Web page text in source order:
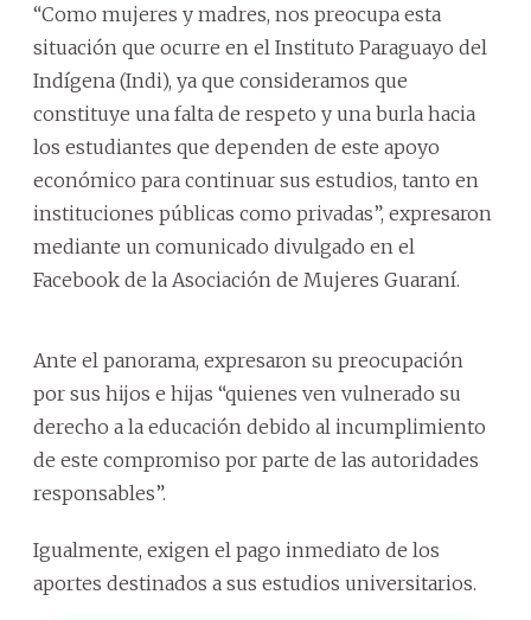
“Como mujeres y madres, nos preocupa esta
situación que ocurre en el Instituto Paraguayo del
Indígena (Indi), ya que consideramos que
constituye una falta de respeto y una burla hacia
los estudiantes que dependen de este apoyo
económico para continuar sus estudios, tanto en
instituciones públicas como privadas”, expresaron
mediante un comunicado divulgado en el
Facebook de la Asociación de Mujeres Guaraní.
Ante el panorama, expresaron su preocupación
por sus hijos e hijas “quienes ven vulnerado su
derecho a la educación debido al incumplimiento
de este compromiso por parte de las autoridades
responsables”.
Igualmente, exigen el pago inmediato de los
aportes destinados a sus estudios universitarios.